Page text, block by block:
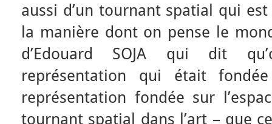
aussi d’un tournant spatial qui
la manière dont on pense le
d’Edouard SOJA qui dit
représentation qui était
représentation fondée sur
tournant spatial dans l’art – que